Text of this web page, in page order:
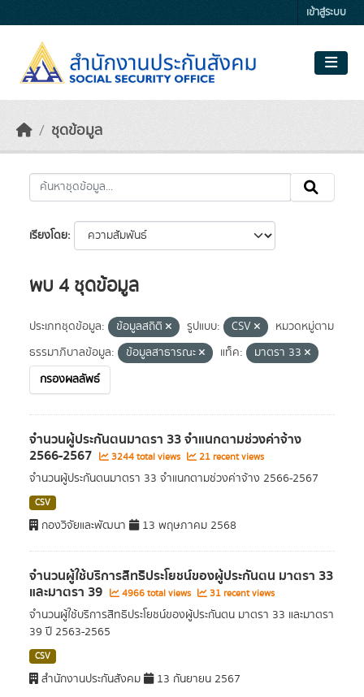
เข้าสู่ระบบ
ชุดข้อมูล
เรียงโดย
พบ 4 ชุดข้อมูล
ประเภทชุดข้อมูล: ข้อมูลสถิติ รูปแบบ: CSV
หมวดหมู่ตาม
ธรรมาภิบาลข้อมูล:
ข้อมูลสาธารณะ แท็ค:
มาตรา 33
กรองผลลัพธ์
จำนวนผู้ประกันตนมาตรา 33 จำแนกตามช่วงค่าจ้าง
2566-2567 3244 total views 21 recent views
จำนวนผู้ประกันตนมาตรา 33 จำแนกตามช่วงค่าจ้าง 2566-2567
CSV
กองวิจัยและพัฒนา 13 พฤษภาคม 2568
จำนวนผู้ใช้บริการสิทธิประโยชน์ของผู้ประกันตน มาตรา 33
และมาตรา 39 4966 total views 31 recent views
จำนวนผู้ใช้บริการสิทธิประโยชน์ของผู้ประกันตน มาตรา 33 และมาตรา
39 ปี 2563-2565
CSV
สำนักงานประกันสังคม 13 กันยายน 2567